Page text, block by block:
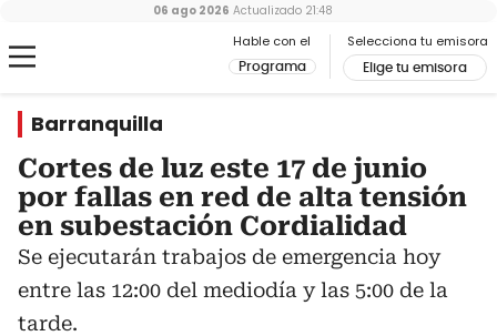
Hable con el
Programa
Selecciona tu emisora
Elige tu emisora
06 ago 2026 Actualizado 21:48
Barranquilla
Cortes de luz este 17 de junio
por fallas en red de alta tensión
en subestación Cordialidad
Se ejecutarán trabajos de emergencia hoy
entre las 12:00 del mediodía y las 5:00 de la
tarde.